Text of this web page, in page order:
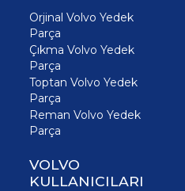
Orjinal Volvo Yedek
Parça
Çıkma Volvo Yedek
Parça
Toptan Volvo Yedek
Parça
Reman Volvo Yedek
Parça
VOLVO
KULLANICILARI